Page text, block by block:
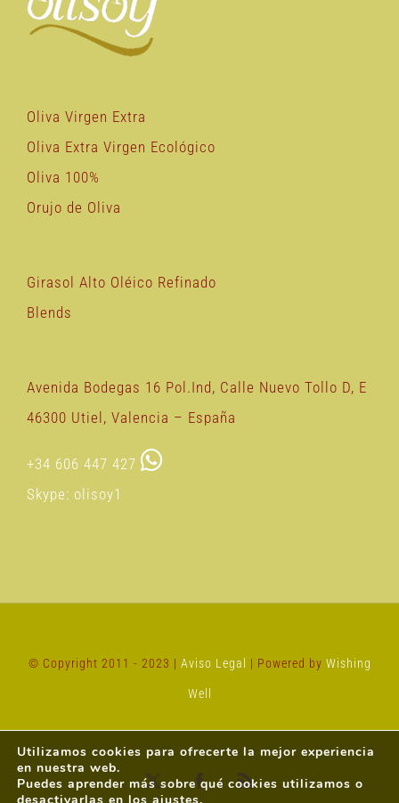
Oliva Virgen Extra
Oliva Extra Virgen Ecológico
Oliva 100%
Orujo de Oliva
Girasol Alto Oléico Refinado
Blends
Avenida Bodegas 16 Pol.Ind, Calle Nuevo Tollo D, E
46300 Utiel, Valencia – España
+34 606 447 427
Skype: olisoy1
© Copyright 2011 - 2023 | Aviso Legal | Powered by Wishing
Well
X Facebook
Rss
Utilizamos cookies para ofrecerte la mejor experiencia
en nuestra web.
Puedes aprender más sobre qué cookies utilizamos o